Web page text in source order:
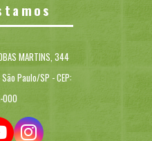
MARTINS, 344
São Paulo/SP - CEP:
000